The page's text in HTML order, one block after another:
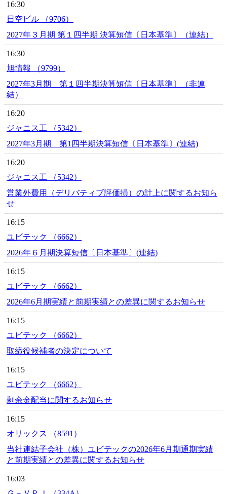
16:30
日空ビル （9706）
2027年３月期 第１四半期 決算短信〔日本基準〕（連結）
16:30
旭情報 （9799）
2027年3月期 第１四半期決算短信〔日本基準〕（非連
結）
16:20
ジャニス工 （5342）
2027年3月期 第1四半期決算短信〔日本基準〕(連結)
16:20
ジャニス工 （5342）
営業外費用（デリバティブ評価損）の計上に関するお知ら
せ
16:15
ユビテック （6662）
2026年６月期決算短信〔日本基準〕(連結)
16:15
ユビテック （6662）
2026年6月期実績と前期実績との差異に関するお知らせ
16:15
ユビテック （6662）
取締役候補者の決定について
16:15
ユビテック （6662）
剰余金配当に関するお知らせ
16:15
オリックス （8591）
当社連結子会社（株）ユビテックの2026年6月期通期実績
と前期実績との差異に関するお知らせ
16:03